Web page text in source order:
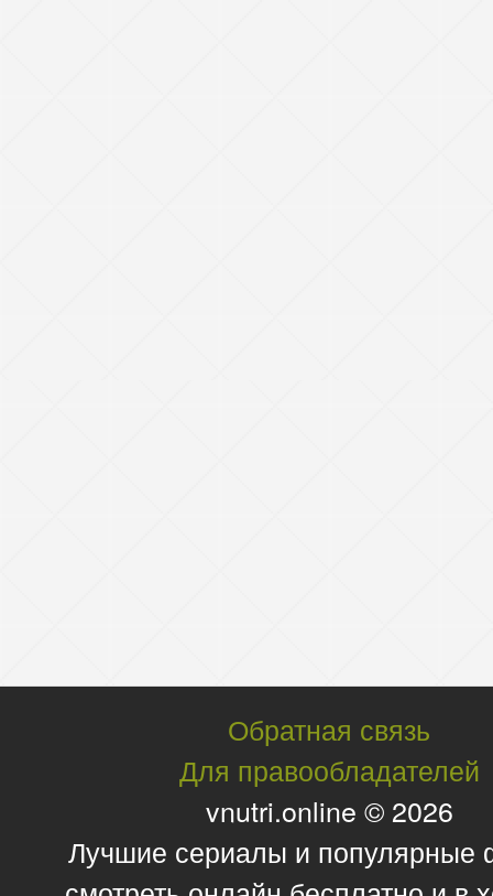
Обратная связь
Для правообладателей
vnutri.online © 2026
Лучшие сериалы и